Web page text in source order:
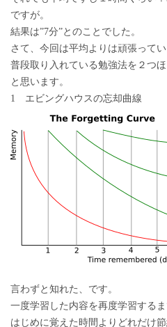
ですが。
結果は”7分”とのことでした。
さて、今回は平均よりは頑張って
普段取り入れている勉強法を２つ
と思います。
1 エビングハウスの忘却曲線
言わずと知れた、です。
一度学習した内容を再度学習するま
はじめに覚えた時間よりどれだけ